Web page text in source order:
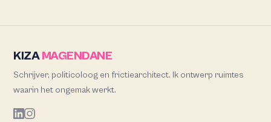
KIZAMAGENDANE
Schrijver, politicoloog en frictiearchitect. Ik ontwerp ruimtes
waarin het ongemak werkt.